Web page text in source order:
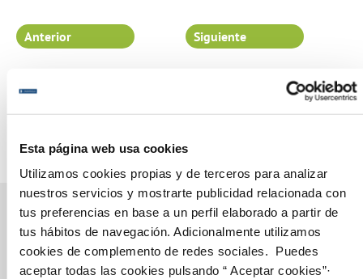
Esta página web usa cookies
Utilizamos cookies propias y de terceros para analizar
nuestros servicios y mostrarte publicidad relacionada con
tus preferencias en base a un perfil elaborado a partir de
tus hábitos de navegación. Adicionalmente utilizamos
cookies de complemento de redes sociales. Puedes
aceptar todas las cookies pulsando “ Aceptar cookies”·
Página 59 de 102
Anterior Siguiente
Gestiones Online